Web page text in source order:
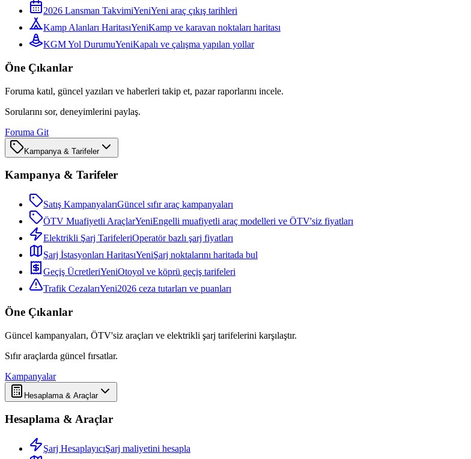
2026 Lansman TakvimiYeniYeni araç çıkış tarihleri
Kamp Alanları HaritasıYeniKamp ve karavan noktaları haritası
KGM Yol DurumuYeniKapalı ve çalışma yapılan yollar
Öne Çıkanlar
Foruma katıl, güncel yazıları ve haberleri takip et, pazar raporlarını incele.
Sorularını sor, deneyimlerini paylaş.
Foruma Git
Kampanya & Tarifeler
Kampanya & Tarifeler
Satış KampanyalarıGüncel sıfır araç kampanyaları
ÖTV Muafiyetli AraçlarYeniEngelli muafiyetli araç modelleri ve ÖTV'siz fiyatları
Elektrikli Şarj TarifeleriOperatör bazlı şarj fiyatları
Şarj İstasyonları HaritasıYeniŞarj noktalarını haritada bul
Geçiş ÜcretleriYeniOtoyol ve köprü geçiş tarifeleri
Trafik CezalarıYeni2026 ceza tutarları ve puanları
Öne Çıkanlar
Güncel kampanyaları, ÖTV'siz araçları ve elektrikli şarj tarifelerini karşılaştır.
Sıfır araçlarda güncel fırsatlar.
Kampanyalar
Hesaplama & Araçlar
Hesaplama & Araçlar
Şarj HesaplayıcıŞarj maliyetini hesapla